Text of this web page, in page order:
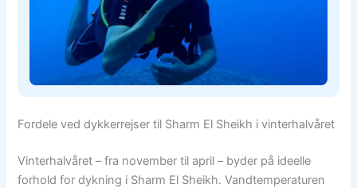
Fordele ved dykkerrejser til Sharm El Sheikh i vinterhalvåret
Vinterhalvåret – fra november til april – byder på ideelle
forhold for dykning i Sharm El Sheikh. Vandtemperaturen